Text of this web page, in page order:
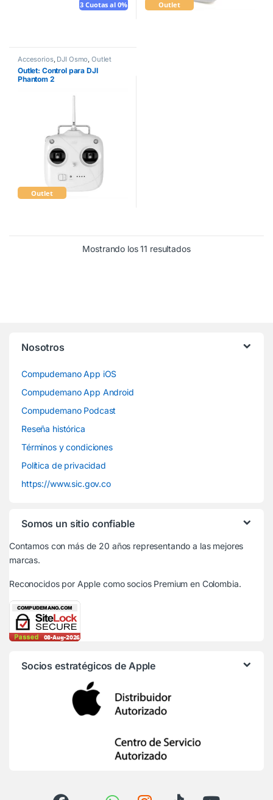
3 Cuotas al 0% Outlet
Accesorios, DJI Osmo, Outlet
Outlet: Control para DJI
Phantom 2
Outlet
Mostrando los 11 resultados
Nosotros
Compudemano App iOS
Compudemano App Android
Compudemano Podcast
Reseña histórica
Términos y condiciones
Política de privacidad
https://www.sic.gov.co
Somos un sitio confiable
Contamos con más de 20 años representando a las mejores
marcas.
Reconocidos por Apple como socios Premium en Colombia.
Socios estratégicos de Apple